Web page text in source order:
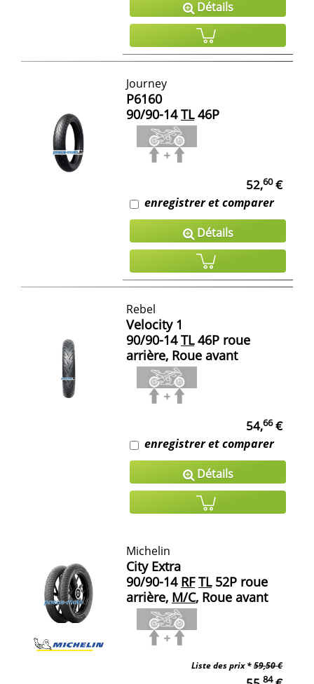
Détails
Journey
P6160
90/90-14 TL46P
52,60€
enregistrer et comparer
Détails
Rebel
Velocity 1
90/90-14 TL46P roue
arrière, Roue avant
54,66€
enregistrer et comparer
Détails
Michelin
City Extra
90/90-14 RF TL52P roue
arrière, M/C, Roue avant
Liste des prix *59,50 €
84